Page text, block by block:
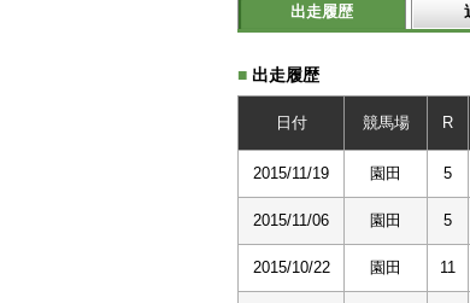
出走履歴
■ 出走履歴
日付 競馬場 R
2015/11/19 園田 5
2015/11/06 園田 5
2015/10/22 園田 11